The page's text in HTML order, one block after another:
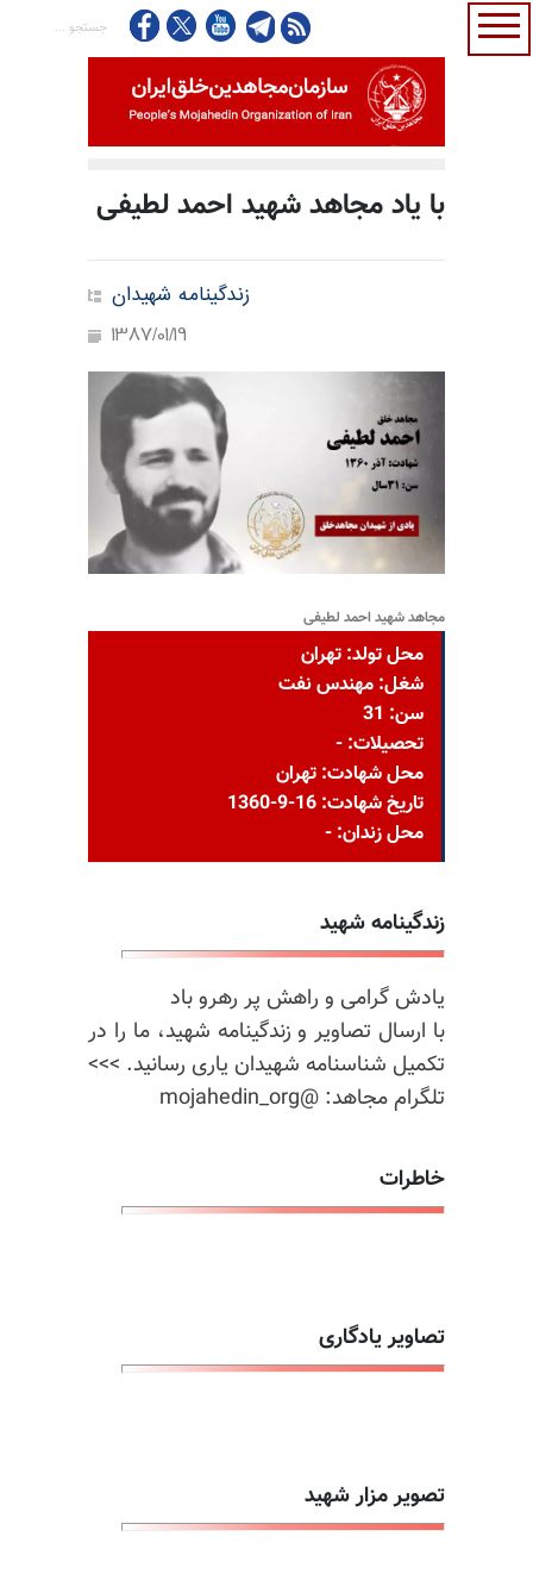
با یاد مجاهد شهید احمد لطیفی
زندگینامه شهیدان
1387/01/19
مجاهد شهید احمد لطیفی
محل تولد: تهران
شغل: مهندس نفت
سن: 31
تحصیلات: -
محل شهادت: تهران
تاریخ شهادت: 16-9-1360
محل زندان: -
زندگینامه شهید
یادش گرامی و راهش پر رهرو باد
با ارسال تصاویر و زندگینامه شهید، ما را در
تکمیل شناسنامه شهیدان یاری رسانید. >>>
تلگرام مجاهد: @mojahedin_org
خاطرات
تصاویر یادگاری
تصویر مزار شهید